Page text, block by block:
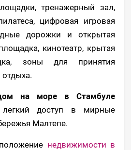
тренажерный зал,
цифровая игровая
дорожки и открытая
кинотеатр, крытая
зоны для принятия
на море в Стамбуле
доступ в мирные
Малтепе.
недвижимости в